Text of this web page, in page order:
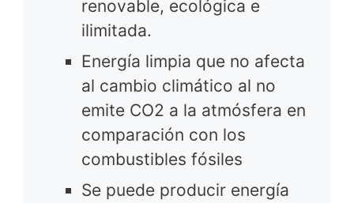
renovable, ecológica e
ilimitada.
Energía limpia que no afecta
al cambio climático al no
emite CO2 a la atmósfera en
comparación con los
combustibles fósiles
Se puede producir energía